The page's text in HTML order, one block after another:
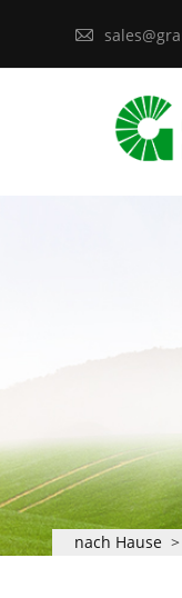

nach Hause >